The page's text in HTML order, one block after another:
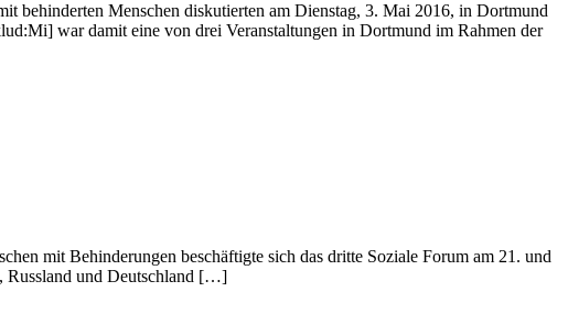
behinderten Menschen diskutierten am Dienstag, 3. Mai 2016, in Dortmund
war damit eine von drei Veranstaltungen in Dortmund im Rahmen der
mit Behinderungen beschäftigte sich das dritte Soziale Forum am 21. und
Russland und Deutschland […]